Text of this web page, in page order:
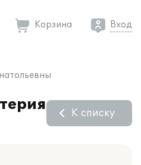
Корзина Вход
К списку